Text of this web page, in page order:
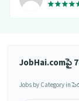
JobHai.comపై
Jobs by Category in